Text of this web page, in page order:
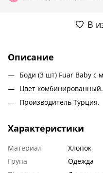
В
Описание
Боди (3 шт) Fuar Baby
Цвет комбинированный.
Производитель Турция.
Характеристики
Материал
Хлопок
Група
Одежда